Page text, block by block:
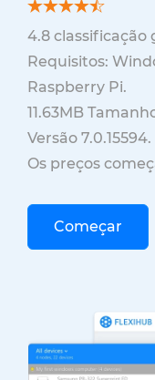
4.8 classificação
Requisitos:
Raspberry Pi.
11.63MB
Versão 7.0.15594.
Os preços
Começar